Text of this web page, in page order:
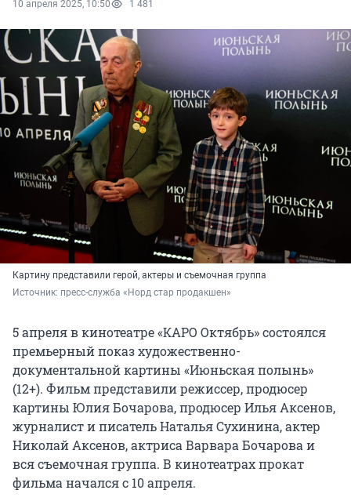
10 апреля 2025, 10:50 1 481
Картину представили герой, актеры и съемочная группа
Источник: пресс-служба «Норд стар продакшен»
5 апреля в кинотеатре «КАРО Октябрь» состоялся
премьерный показ художественно-
документальной картины «Июньская полынь»
(12+). Фильм представили режиссер, продюсер
картины Юлия Бочарова, продюсер Илья Аксенов,
журналист и писатель Наталья Сухинина, актер
Николай Аксенов, актриса Варвара Бочарова и
вся съемочная группа. В кинотеатрах прокат
фильма начался с 10 апреля.